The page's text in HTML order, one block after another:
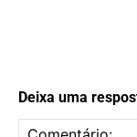
Deixa uma